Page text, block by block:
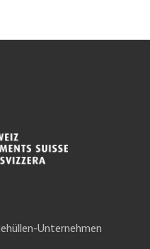
Unternehmen